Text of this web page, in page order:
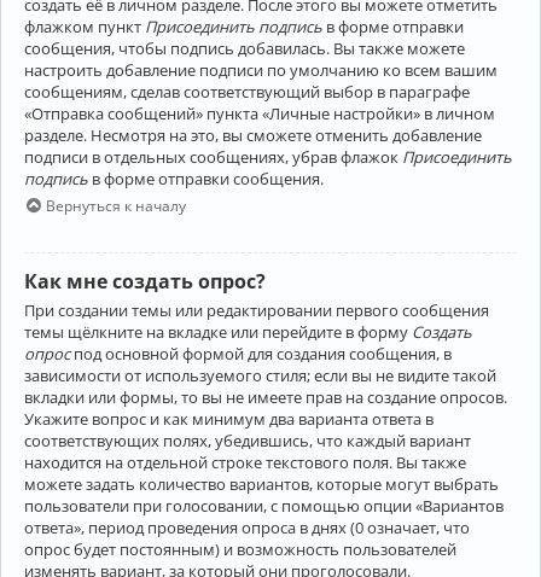
флажком пункт Присоединить подпись в форме отправки
сообщения, чтобы подпись добавилась. Вы также можете
настроить добавление подписи по умолчанию ко всем вашим
сообщениям, сделав соответствующий выбор в параграфе
«Отправка сообщений» пункта «Личные настройки» в личном
разделе. Несмотря на это, вы сможете отменить добавление
подписи в отдельных сообщениях, убрав флажок Присоединить
подпись в форме отправки сообщения.
Вернуться к началу
Как мне создать опрос?
При создании темы или редактировании первого сообщения
темы щёлкните на вкладке или перейдите в форму Создать
опроспод основной формой для создания сообщения, в
зависимости от используемого стиля; если вы не видите такой
вкладки или формы, то вы не имеете прав на создание опросов.
Укажите вопрос и как минимум два варианта ответа в
соответствующих полях, убедившись, что каждый вариант
находится на отдельной строке текстового поля. Вы также
можете задать количество вариантов, которые могут выбрать
пользователи при голосовании, с помощью опции «Вариантов
ответа», период проведения опроса в днях (0 означает, что
опрос будет постоянным) и возможность пользователей
изменять вариант, за который они проголосовали.